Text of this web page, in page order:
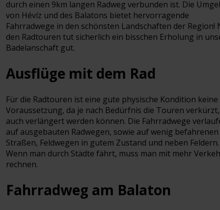
durch einen 9km langen Radweg verbunden ist. Die
von Hévíz und des Balatons bietet hervorragende
Fahrradwege in den schönsten Landschaften der Region!
den Radtouren tut sicherlich ein bisschen Erholung in
Badelanschaft gut.
Ausflüge mit dem Rad
Für die Radtouren ist eine gute physische Kondition keine
Voraussetzung, da je nach Bedürfnis die Touren
auch verlängert werden können. Die Fahrradwege
auf ausgebauten Radwegen, sowie auf wenig befahrenen
Straßen, Feldwegen in gutem Zustand und neben Feldern.
Wenn man durch Städte fährt, muss man mit mehr
rechnen.
Fahrradweg am Balaton